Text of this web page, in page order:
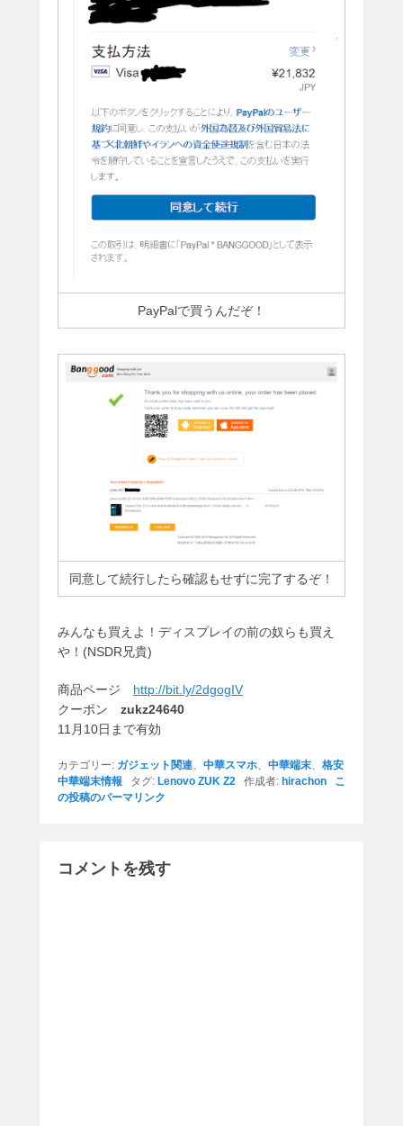
PayPalで買うんだぞ！
同意して続行したら確認もせずに完了するぞ！
みんなも買えよ！ディスプレイの前の奴らも買え
や！(NSDR兄貴)
商品ページ http://bit.ly/2dgogIV
クーポン zukz24640
11月10日まで有効
カテゴリー: ガジェット関連、 中華スマホ、 中華端末、 格安
中華端末情報 タグ: Lenovo ZUK Z2 作成者: hirachon
こ
の投稿のパーマリンク
コメントを残す